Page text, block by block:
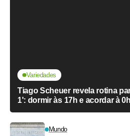
Variedades
Tiago Scheuer revela rotina
1': dormir às 17h e acordar à 0h
Mundo